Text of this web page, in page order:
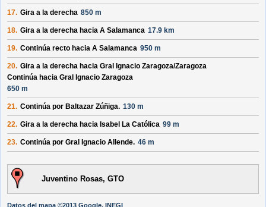
17. Gira a la derecha 850 m
18. Gira a la derecha hacia A Salamanca 17.9 km
19. Continúa recto hacia A Salamanca 950 m
20. Gira a la derecha hacia Gral Ignacio Zaragoza/Zaragoza
Continúa hacia Gral Ignacio Zaragoza
650 m
21. Continúa por Baltazar Zúñiga. 130 m
22. Gira a la derecha hacia Isabel La Católica 99 m
23. Continúa por Gral Ignacio Allende. 46 m
Juventino Rosas, GTO
Datos del mapa ©2013 Google, INEGI